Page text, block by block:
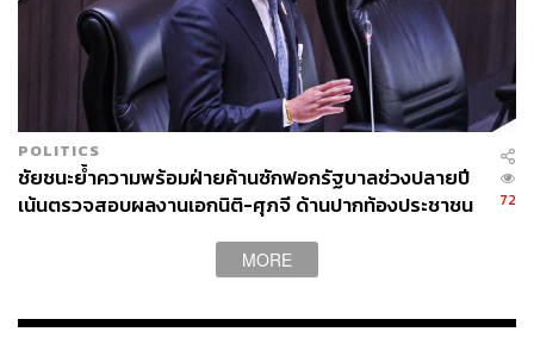
POLITICS
ชัยชนะย้ำความพร้อมฝ่ายค้านซักฟอกรัฐบาลช่วงปลายปี
เน้นตรวจสอบผลงานเอกนิติ-ศุภจี ด้านปากท้องประชาชน
72
MORE